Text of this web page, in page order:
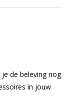
de beleving nog
in jouw